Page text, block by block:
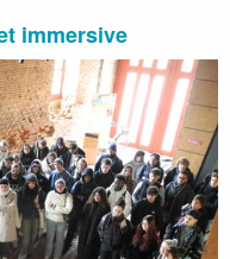
immersive